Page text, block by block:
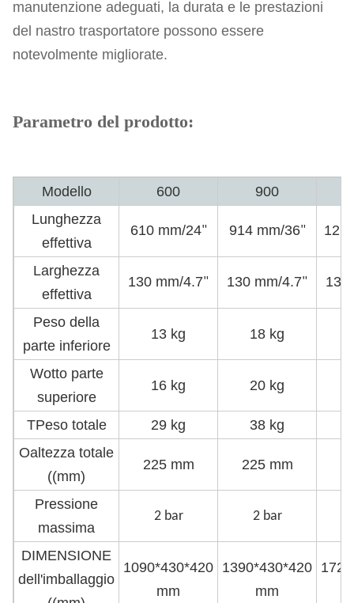
manutenzione adeguati, la durata e le prestazioni
del nastro trasportatore possono essere
notevolmente migliorate.
Parametro del prodotto:
Modello 600 900
Lunghezza
effettiva
610 mm/24" 914 mm/36"
Larghezza
effettiva
130 mm/4.7" 130 mm/4.7" 130
Peso della
parte inferiore
13 kg 18 kg
Wotto parte
superiore
16 kg 20 kg
TPeso totale 29 kg 38 kg
Oaltezza totale
((mm)
225 mm 225 mm
Pressione
massima
2 bar 2 bar
DIMENSIONE
dell'imballaggio
1090*430*420
mm
1390*430*420
mm